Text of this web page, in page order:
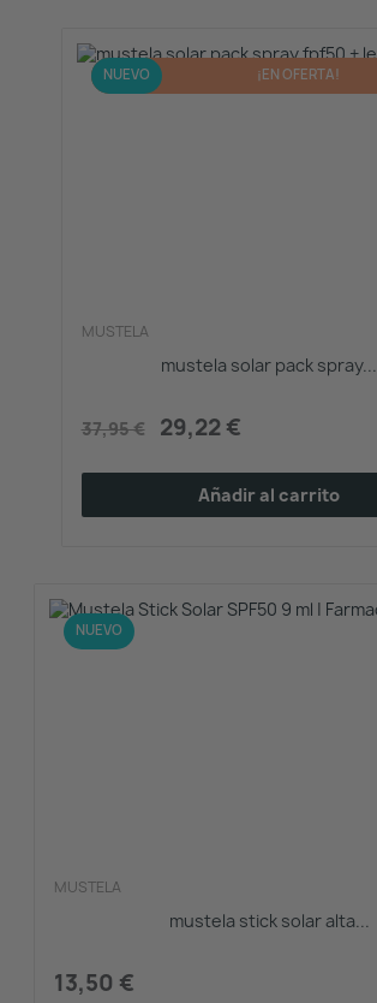
MUSTELA
mustela solar pack spray...
37,95 € 29,22 €
Añadir al carrito
¡EN OFERTA!
-23%
NUEVO
MUSTELA
mustela stick solar alta...
13,50 €
NUEVO